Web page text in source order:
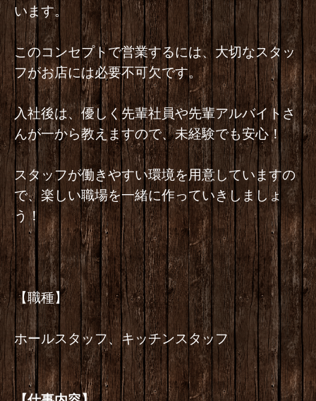
います。
このコンセプトで営業するには、大切なスタッ
フがお店には必要不可欠です。
入社後は、優しく先輩社員や先輩アルバイトさ
んが一から教えますので、未経験でも安心！
スタッフが働きやすい環境を用意していますの
で、楽しい職場を一緒に作っていきしましょ
う！
【職種】
ホールスタッフ、キッチンスタッフ